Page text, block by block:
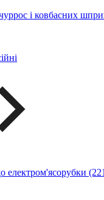
і ковбасних
електром'ясорубки